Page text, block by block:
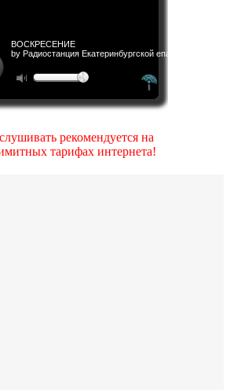
рекомендуется на
тарифах интернета!